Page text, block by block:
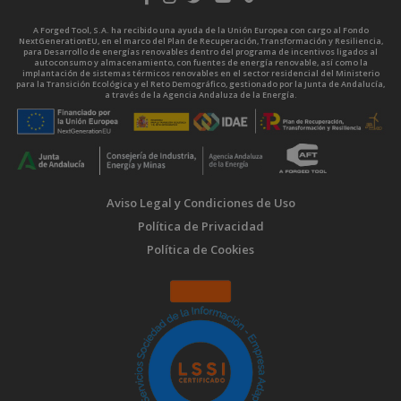
A Forged Tool, S.A. ha recibido una ayuda de la Unión Europea con cargo al Fondo
NextGenerationEU, en el marco del Plan de Recuperación, Transformación y Resiliencia,
para Desarrollo de energías renovables dentro del programa de incentivos ligados al
autoconsumo y almacenamiento, con fuentes de energía renovable, así como la
implantación de sistemas térmicos renovables en el sector residencial del Ministerio
para la Transición Ecológica y el Reto Demográfico, gestionado por la Junta de Andalucía,
a través de la Agencia Andaluza de la Energía.
Aviso Legal y Condiciones de Uso
Política de Privacidad
Política de Cookies